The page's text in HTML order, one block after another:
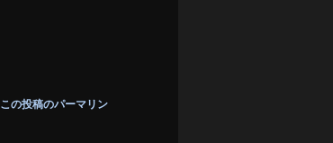
この投稿のパーマリン